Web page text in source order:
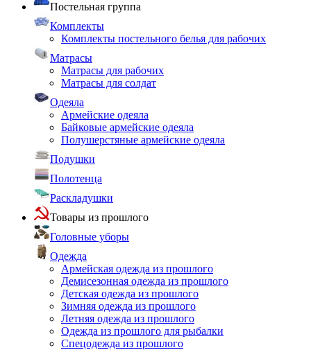
Постельная группа
Комплекты
Комплекты постельного белья для рабочих
Матрасы
Матрасы для рабочих
Матрасы для солдат
Одеяла
Армейские одеяла
Байковые армейские одеяла
Полушерстяные армейские одеяла
Подушки
Полотенца
Раскладушки
Товары из прошлого
Головные уборы
Одежда
Армейская одежда из прошлого
Демисезонная одежда из прошлого
Детская одежда из прошлого
Зимняя одежда из прошлого
Летняя одежда из прошлого
Одежда из прошлого для рыбалки
Спецодежда из прошлого